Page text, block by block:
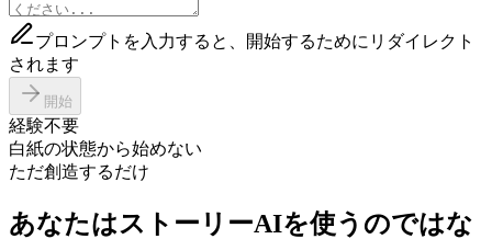
プロンプトを入力すると、開始するためにリダイレクト
されます
開始
経験不要
白紙の状態から始めない
ただ創造するだけ
あなたはストーリーAIを使うのではな